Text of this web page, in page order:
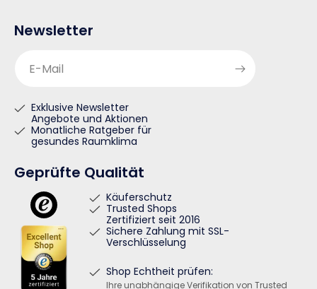
Newsletter
E-Mail
Exklusive Newsletter
Angebote und Aktionen
Monatliche Ratgeber für
gesundes Raumklima
Geprüfte Qualität
Käuferschutz
Trusted Shops
Zertifiziert seit 2016
Sichere Zahlung mit SSL-
Verschlüsselung
Shop Echtheit prüfen:
Ihre unabhängige Verifikation von Trusted